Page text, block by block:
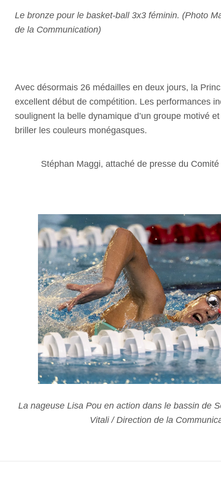
Le bronze pour le basket-ball 3x3 féminin. (Photo
de la Communication)
Avec désormais 26 médailles en deux jours, la
excellent début de compétition. Les performances
soulignent la belle dynamique d’un groupe motivé
briller les couleurs monégasques.
Stéphan Maggi, attaché de presse du
La nageuse Lisa Pou en action dans le bassin de
Vitali / Direction de la